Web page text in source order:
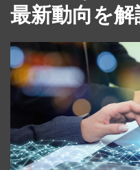
最新動向を解